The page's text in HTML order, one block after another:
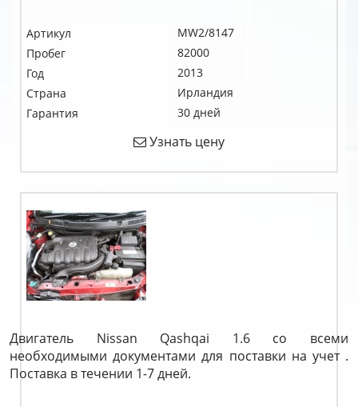
Артикул
MW2/8147
Пробег
82000
Год
2013
Страна
Ирландия
Гарантия
30 дней
Узнать цену
Двигатель Nissan Qashqai 1.6 со всеми
необходимыми документами для поставки на учет .
Поставка в течении 1-7 дней.